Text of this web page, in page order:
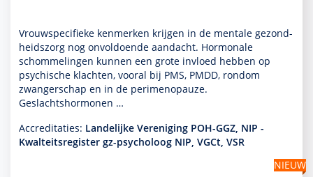
Vrouwspeci­fieke kenmerken krijgen in de mentale gezond­
heids­zorg nog onvol­doende aan­dacht. Hormonale
schommelingen kunnen een grote invloed hebben op
psychische klachten, vooral bij PMS, PMDD, ron­dom
zwangerschap en in de perimenopauze.
Geslachtshormonen …
Accreditaties: Landelijke Vereniging POH-GGZ, NIP -
Kwalteitsregister gz-psycholoog NIP, VGCt, VSR
NIEUW